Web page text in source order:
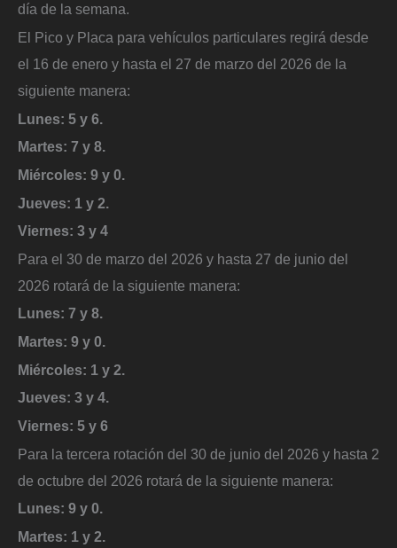
día de la semana.
El Pico y Placa para vehículos particulares regirá desde
el 16 de enero y hasta el 27 de marzo del 2026 de la
siguiente manera:
Lunes: 5 y 6.
Martes: 7 y 8.
Miércoles: 9 y 0.
Jueves: 1 y 2.
Viernes: 3 y 4
Para el 30 de marzo del 2026 y hasta 27 de junio del
2026 rotará de la siguiente manera:
Lunes: 7 y 8.
Martes: 9 y 0.
Miércoles: 1 y 2.
Jueves: 3 y 4.
Viernes: 5 y 6
Para la tercera rotación del 30 de junio del 2026 y hasta 2
de octubre del 2026 rotará de la siguiente manera:
Lunes: 9 y 0.
Martes: 1 y 2.